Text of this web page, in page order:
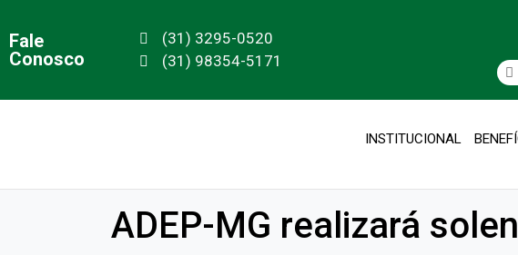
Fale
Conosco
(31) 3295-0520
(31) 98354-5171
INSTITUCIONAL
ADEP-MG realizará